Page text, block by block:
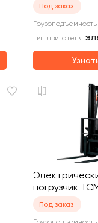
Под заказ
Грузоподъемность
Тип двигателя
погрузчик
Под заказ